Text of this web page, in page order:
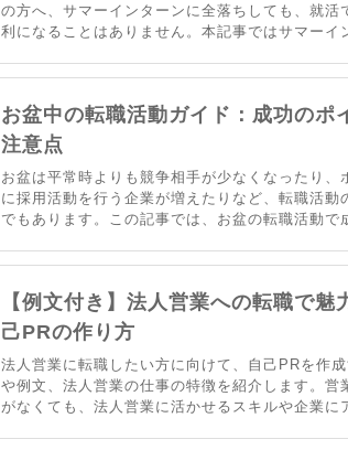
の方へ、サマーインターンに全落ちしても、就活
利になることはありません。本記事ではサマーイ
します。サマーインターンに落ちてしまった経験
お盆中の転職活動ガイド：成功のポ
注意点
お盆は平常時よりも競争相手が少なくなったり、
に採用活動を行う企業が増えたりなど、転職活動
でもあります。この記事では、お盆の転職活動で
活動を有利に進めるためのヒントを得ることで、
【例文付き】法人営業への転職で魅
己PRの作り方
法人営業に転職したい方に向けて、自己PRを作
や例文、法人営業の仕事の特徴を紹介します。営
がなくても、法人営業に活かせるスキルや企業に